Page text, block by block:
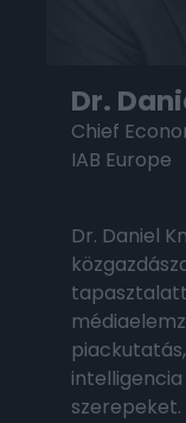
Dr.
Chief
IAB Europe
Dr. Daniel
szerepeket.